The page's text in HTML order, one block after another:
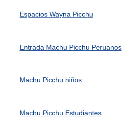
Espacios Wayna Picchu
Entrada Machu Picchu Peruanos
Machu Picchu niños
Machu Picchu Estudiantes